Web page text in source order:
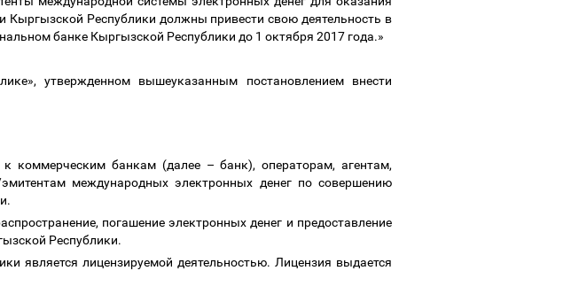
Кыргызской Республики должны привести свою деятельность в
банке Кыргызской Республики до 1 октября 2017 года.»
утвержденном вышеуказанным постановлением внести
к коммерческим банкам (далее – банк), операторам, агентам,
международных электронных денег по совершению
погашение электронных денег и предоставление
Республики.
является лицензируемой деятельностью. Лицензия выдается